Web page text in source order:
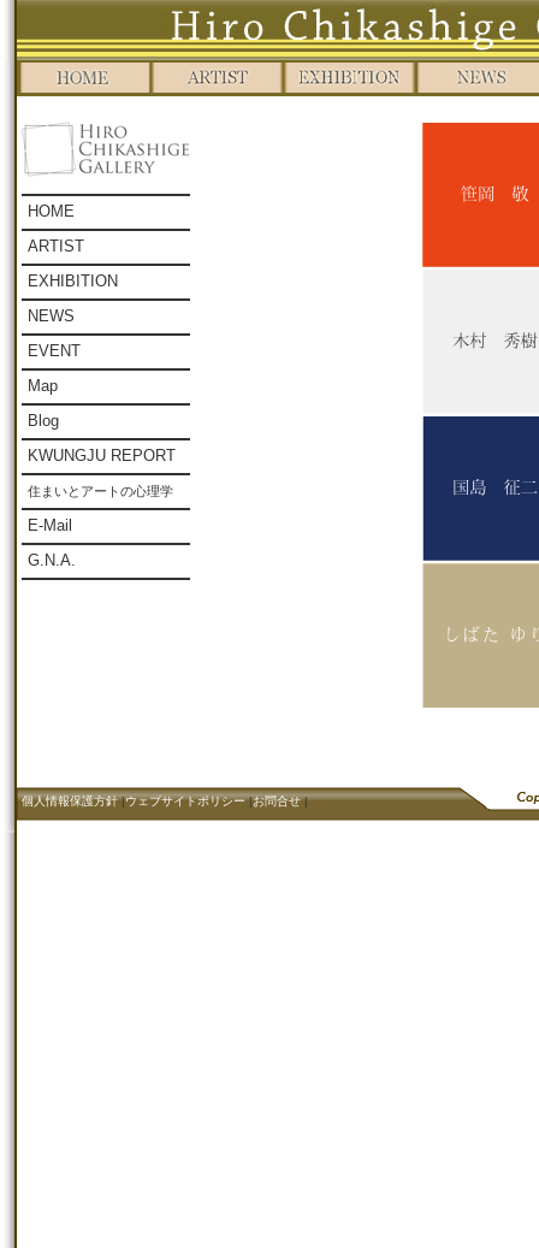
HOME
ARTIST
EXHIBITION
NEWS
EVENT
Map
Blog
KWUNGJU REPORT
住まいとアートの心理学
E-Mail
G.N.A.
個人情報保護方針|ウェブサイトポリシー|お問合せ|